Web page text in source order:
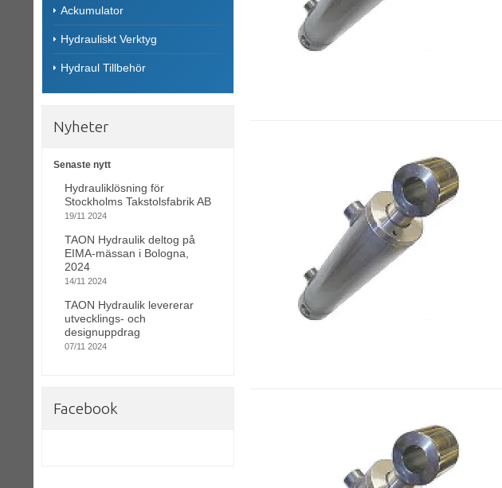
Ackumulator
Hydrauliskt Verktyg
Hydraul Tillbehör
Nyheter
Senaste nytt
Hydrauliklösning för
Stockholms Takstolsfabrik AB
19/11 2024
TAON Hydraulik deltog på
EIMA-mässan i Bologna,
2024
14/11 2024
TAON Hydraulik levererar
utvecklings- och
designuppdrag
07/11 2024
Facebook